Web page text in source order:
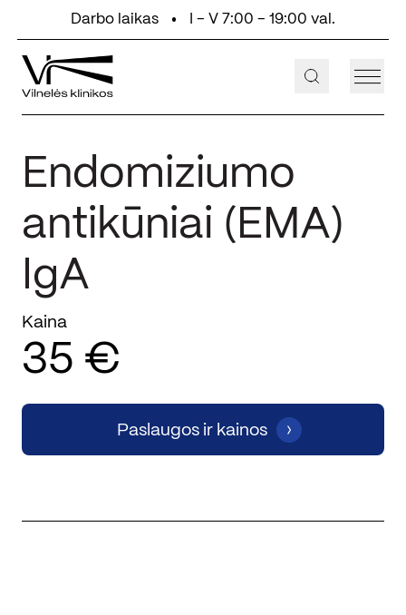
Eiti prie turinioDarbo laikas I - V 7:00 - 19:00 val.
+370 647 55 000
Endomiziumo
antikūniai (EMA)
IgA
Kaina
35 €
Paslaugos ir kainos